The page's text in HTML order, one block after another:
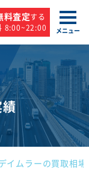
料査定する
8:00~22:00
メニュー
イムラーの買取相